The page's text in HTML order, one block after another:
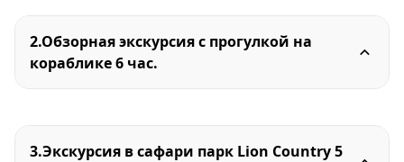
2.Обзорная экскурсия с прогулкой на
кораблике 6 час.
3.Экскурсия в cафари парк Lion Country 5